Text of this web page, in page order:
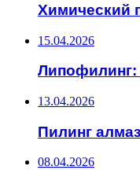
Химический
15.04.2026
Липофилинг:
13.04.2026
Пилинг
08.04.2026